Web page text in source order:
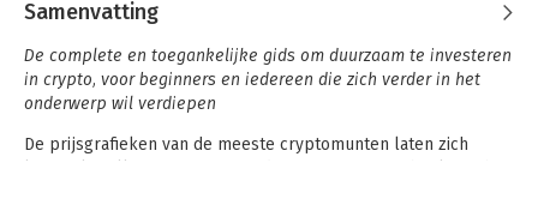
Samenvatting
De complete en toegankelijke gids om duurzaam te investeren
in crypto, voor beginners en iedereen die zich verder in het
onderwerp wil verdiepen
De prijsgrafieken van de meeste cryptomunten laten zich